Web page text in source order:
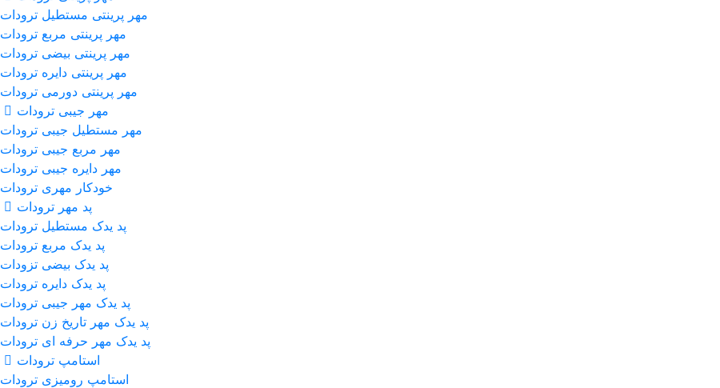
مهر پرینتی مستطیل ترودات
مهر پرینتی مربع ترودات
مهر پرینتی بیضی ترودات
مهر پرینتی دایره ترودات
مهر پرینتی دورمی ترودات
مهر جیبی ترودات
مهر مستطیل جیبی ترودات
مهر مربع جیبی ترودات
مهر دایره جیبی ترودات
خودکار مهری ترودات
پد مهر ترودات
پد یدک مستطیل ترودات
پد یدک مربع ترودات
پد یدک بیضی تزودات
پد یدک دایره ترودات
پد یدک مهر جیبی ترودات
پد یدک مهر تاریخ زن ترودات
پد یدک مهر حرفه ای ترودات
استامپ ترودات
استامپ رومیزی ترودات